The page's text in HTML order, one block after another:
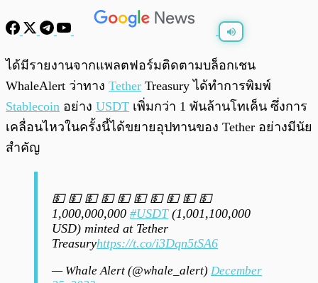
ได้มีรายงานจากแพลตฟอร์มติดตามบล็อกเชน
WhaleAlert ว่าทาง Tether Treasury ได้ทำการพิมพ์
Stablecoin อย่าง USDT เพิ่มกว่า 1 พันล้านโทเค็น ซึ่งการ
เคลื่อนไหวในครั้งนี้ได้ขยายอุปทานของ Tether อย่างมีนัย
สำคัญ
💵 💵 💵 💵 💵 💵 💵 💵 💵 💵
1,000,000,000 #USDT(1,001,100,000
USD) minted at Tether
Treasuryhttps://t.co/i3Dqn5tSA6
— Whale Alert (@whale_alert) December